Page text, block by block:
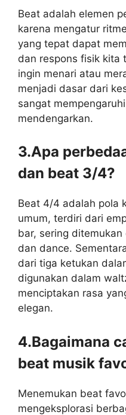
Beat adalah elemen
karena mengatur
yang tepat dapat
dan respons fisik kita
ingin menari atau
menjadi dasar dari
sangat
mendengarkan.
3.Apa
dan beat 3/4?
Beat 4/4 adalah pola
umum, terdiri dari
bar, sering
dan dance.
dari tiga ketukan
digunakan dalam
menciptakan rasa
elegan.
4.Bagaimana
beat musik
Menemukan beat
mengeksplorasi